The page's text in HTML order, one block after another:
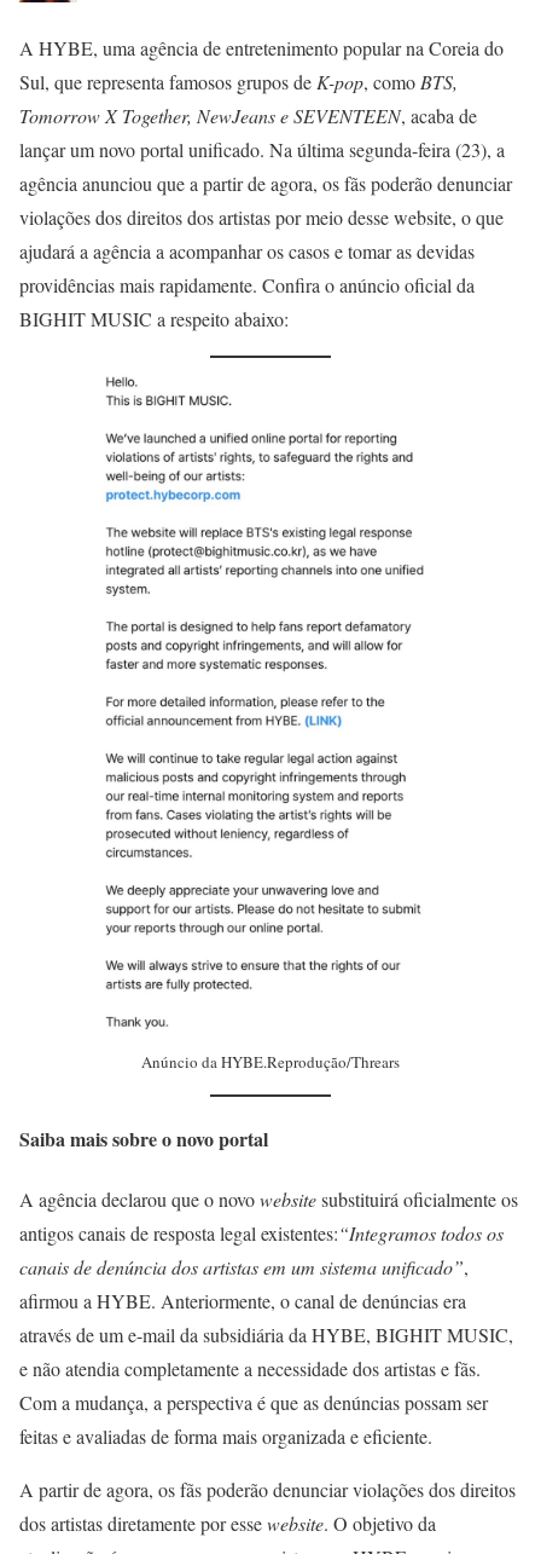
A HYBE, uma agência de entretenimento popular na Coreia do
Sul, que representa famosos grupos de K-pop, como BTS,
Tomorrow X Together, NewJeans e SEVENTEEN, acaba de
lançar um novo portal unificado. Na última segunda-feira (23), a
agência anunciou que a partir de agora, os fãs poderão denunciar
violações dos direitos dos artistas por meio desse website, o que
ajudará a agência a acompanhar os casos e tomar as devidas
providências mais rapidamente. Confira o anúncio oficial da
BIGHIT MUSIC a respeito abaixo:
Anúncio da HYBE.Reprodução/Threars
Saiba mais sobre o novo portal
A agência declarou que o novowebsitesubstituirá oficialmente os
antigos canais de resposta legal existentes:“Integramos todos os
canais de denúncia dos artistas em um sistema unificado”,
afirmou a HYBE. Anteriormente, o canal de denúncias era
através de um e-mail da subsidiária da HYBE, BIGHIT MUSIC,
e não atendia completamente a necessidade dos artistas e fãs.
Com a mudança, a perspectiva é que as denúncias possam ser
feitas e avaliadas de forma mais organizada e eficiente.
A partir de agora, os fãs poderão denunciar violações dos direitos
dos artistas diretamente por essewebsite. O objetivo da